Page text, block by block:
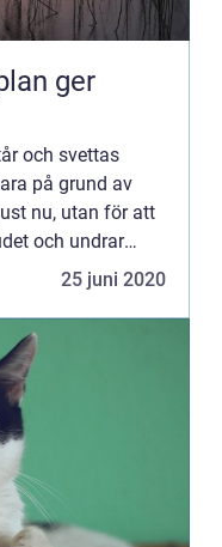
ger
och svettas
på grund av
nu, utan för att
och undrar
25 juni 2020